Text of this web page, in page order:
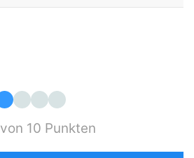
von 10 Punkten